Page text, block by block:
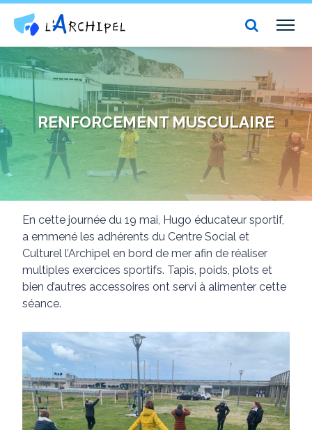
Centre social et culturel l'Archipel
RENFORCEMENT MUSCULAIRE
En cette journée du 19 mai, Hugo éducateur sportif,
a emmené les adhérents du Centre Social et
Culturel l’Archipel en bord de mer afin de réaliser
multiples exercices sportifs. Tapis, poids, plots et
bien d’autres accessoires ont servi à alimenter cette
séance.